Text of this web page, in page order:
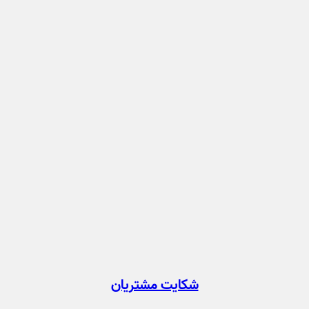
شکایت مشتریان